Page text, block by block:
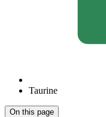
Taurine
On this page